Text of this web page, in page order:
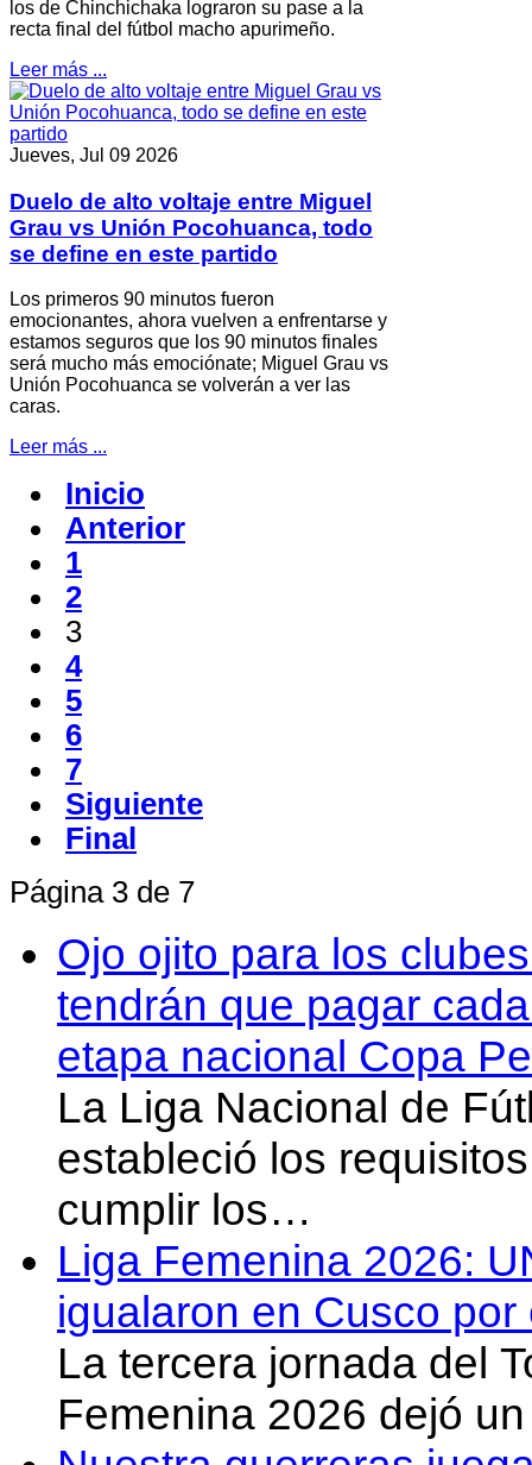
los de Chinchichaka lograron su pase a la
recta final del fútbol macho apurimeño.
Leer más ...
Jueves, Jul 09 2026
Duelo de alto voltaje entre Miguel
Grau vs Unión Pocohuanca, todo
se define en este partido
Los primeros 90 minutos fueron
emocionantes, ahora vuelven a enfrentarse y
estamos seguros que los 90 minutos finales
será mucho más emociónate; Miguel Grau vs
Unión Pocohuanca se volverán a ver las
caras.
Leer más ...
Inicio
Anterior
1
2
3
4
5
6
7
Siguiente
Final
Página 3 de 7
Ojo ojito para los
tendrán que pagar
etapa nacional Copa
La Liga Nacional de
estableció los
cumplir los…
Liga Femenina 2026:
igualaron en Cusco
La tercera jornada del
Femenina 2026 dejó